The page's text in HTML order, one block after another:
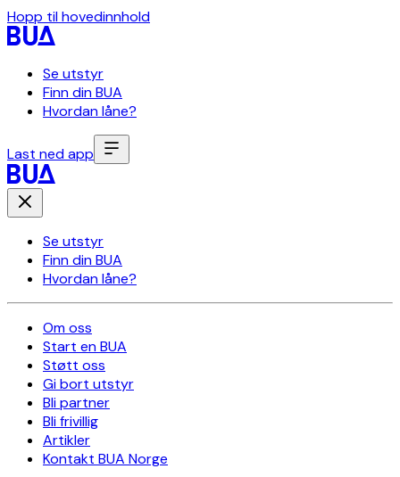
Hopp til hovedinnhold
Se utstyr
Finn din BUA
Hvordan låne?
Last ned app
Se utstyr
Finn din BUA
Hvordan låne?
Om oss
Start en BUA
Støtt oss
Gi bort utstyr
Bli partner
Bli frivillig
Artikler
Kontakt BUA Norge